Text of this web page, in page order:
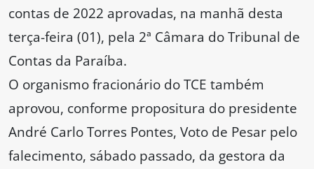
contas de 2022 aprovadas, na manhã desta
terça-feira (01), pela 2ª Câmara do Tribunal de
Contas da Paraíba.
O organismo fracionário do TCE também
aprovou, conforme propositura do presidente
André Carlo Torres Pontes, Voto de Pesar pelo
falecimento, sábado passado, da gestora da